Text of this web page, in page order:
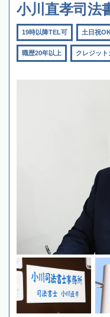
小川直孝司法
19時以降TEL可 土日祝
職歴20年以上 クレジット